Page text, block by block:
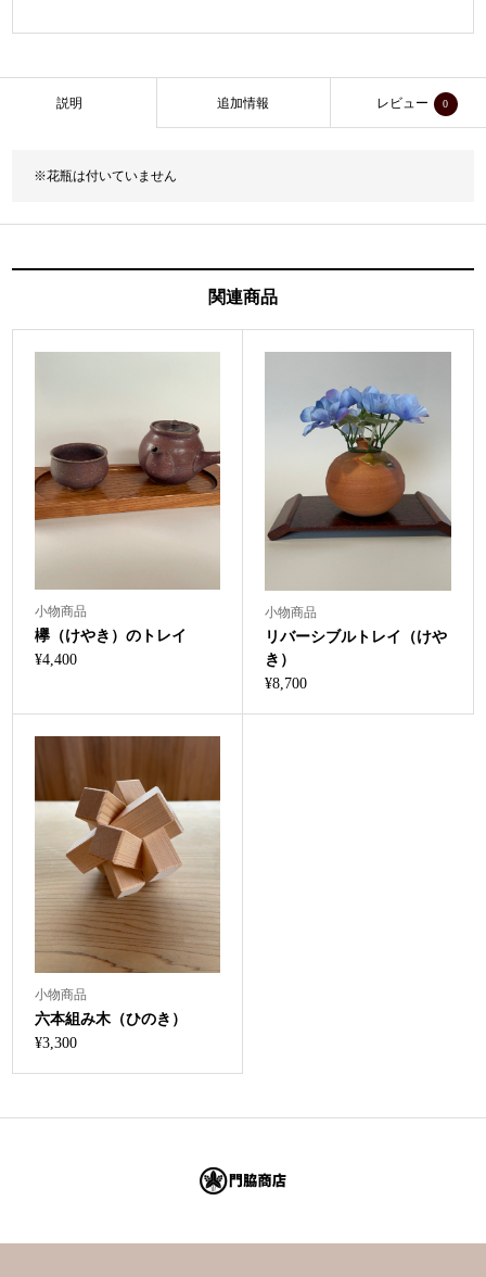
説明 追加情報 レビュー 0
※花瓶は付いていません
関連商品
小物商品
欅（けやき）のトレイ
¥4,400
小物商品
リバーシブルトレイ（けや
き）
¥8,700
小物商品
六本組み木（ひのき）
¥3,300